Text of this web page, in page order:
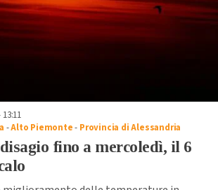
-Alto Piemonte- Provincia di Alessandria
fino a mercoledì, il 6